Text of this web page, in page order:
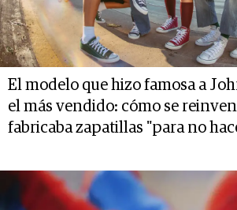
El modelo que hizo famosa a
el más vendido: cómo se
fabricaba zapatillas "para no